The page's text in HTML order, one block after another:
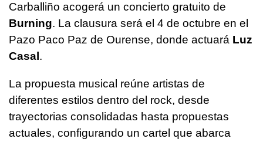
Carballiño acogerá un concierto gratuito de
Burning. La clausura será el 4 de octubre en el
Pazo Paco Paz de Ourense, donde actuará Luz
Casal.
La propuesta musical reúne artistas de
diferentes estilos dentro del rock, desde
trayectorias consolidadas hasta propuestas
actuales, configurando un cartel que abarca